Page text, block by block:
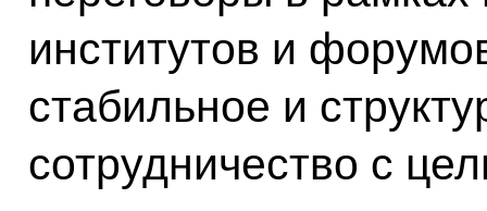
институтов и
стабильное и
сотрудничество с